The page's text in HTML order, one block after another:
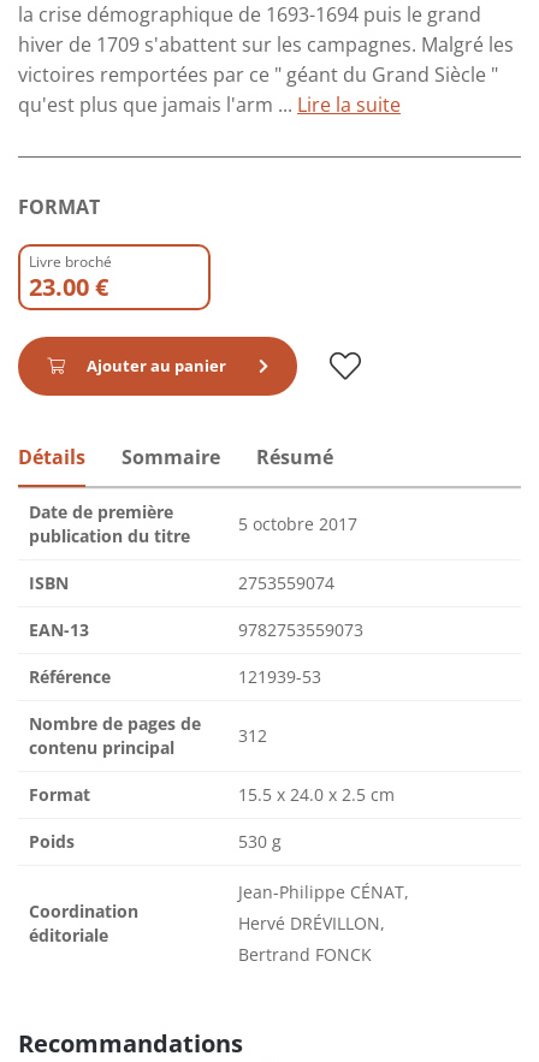
la crise démographique de 1693-1694 puis le grand
hiver de 1709 s'abattent sur les campagnes. Malgré les
victoires remportées par ce " géant du Grand Siècle "
qu'est plus que jamais l'arm ... Lire la suite
FORMAT
Livre broché
23.00 €
Ajouter au panier
Détails Sommaire Résumé
Date de première
publication du titre
5 octobre 2017
ISBN 2753559074
EAN-13 9782753559073
Référence 121939-53
Nombre de pages de
contenu principal
312
Format 15.5 x 24.0 x 2.5 cm
Poids 530 g
Coordination
éditoriale
Jean-Philippe CÉNAT,
Hervé DRÉVILLON,
Bertrand FONCK
Recommandations